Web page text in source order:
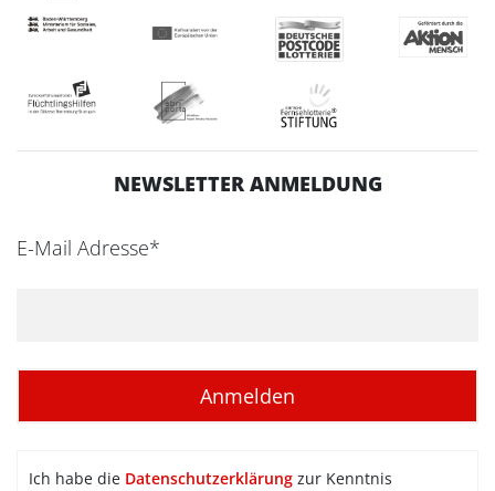
NEWSLETTER ANMELDUNG
E-Mail Adresse*
Ich habe die Datenschutzerklärung zur Kenntnis